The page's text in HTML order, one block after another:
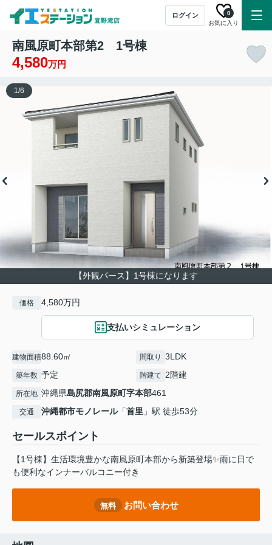
ログイン
お気に入り
0
南風原町本部第2 1号棟
4,580万円
【外観パース】1号棟になります
1/6
価格 4,580万円
支払いシミュレーション
建物面積88.60㎡ 間取り 3LDK
築年数 予定 階建て 2階建
所在地 沖縄県島尻郡南風原町字本部461
交通 沖縄都市モノレール「首里 」駅 徒歩53分
セールスポイント
【1号棟】生活環境豊かな南風原町本部から新築登場✨雨に日で
も便利なインナーバルコニー付き
無料 お問い合わせ